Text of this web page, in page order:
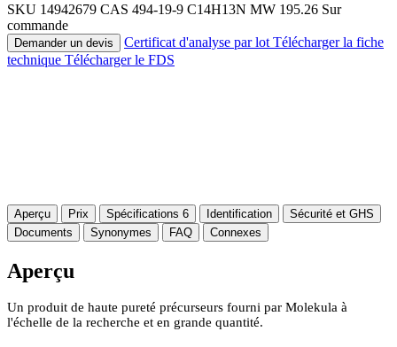
SKU 14942679 CAS 494-19-9 C14H13N MW 195.26 Sur
commande
Demander un devis Certificat d'analyse par lot Télécharger la fiche
technique Télécharger le FDS
Aperçu Prix Spécifications 6 Identification
Sécurité et GHS
Documents
Synonymes FAQ Connexes
Aperçu
Un produit de haute pureté précurseurs fourni par Molekula à
l'échelle de la recherche et en grande quantité.